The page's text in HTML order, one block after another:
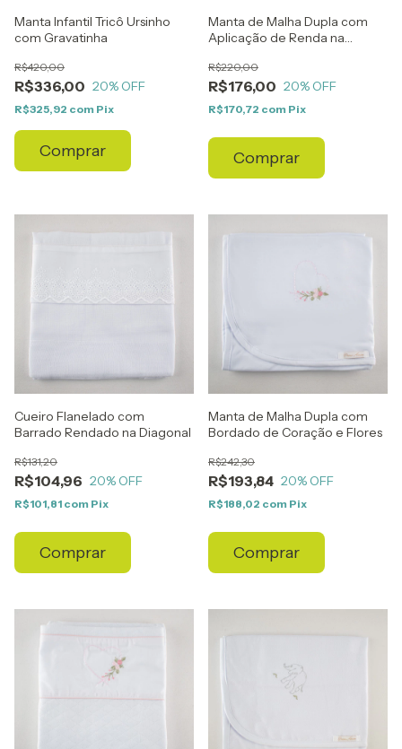
Manta Infantil Tricô Ursinho
com Gravatinha
R$336,00
R$420,00
20% OFF
R$325,92 com Pix
Comprar
Manta de Malha Dupla com
Aplicação de Renda na
R$176,00
R$220,00
20% OFF
R$170,72 com Pix
Comprar
Cueiro Flanelado com
Barrado Rendado na Diagonal
R$104,96
R$131,20
20% OFF
R$101,81 com Pix
Comprar
Manta de Malha Dupla com
Bordado de Coração e Flores
R$193,84
R$242,30
20% OFF
R$188,02 com Pix
Comprar